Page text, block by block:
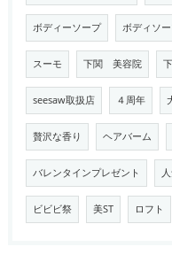
ボディーソープ ボディソ
スーモ 下関 美容院
seesaw取扱店 ４周年
贅沢な香り ヘアバーム
バレンタインプレゼント
ビビビ祭 美ST ロフト